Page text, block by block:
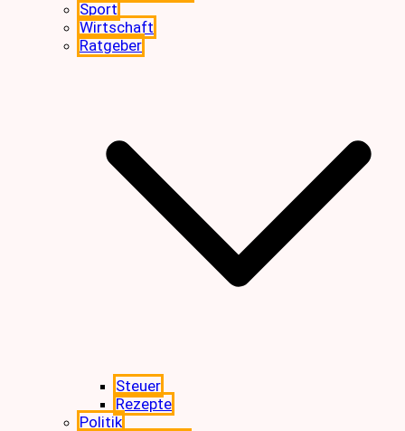
Sport
Wirtschaft
Ratgeber
Steuer
Rezepte
Politik